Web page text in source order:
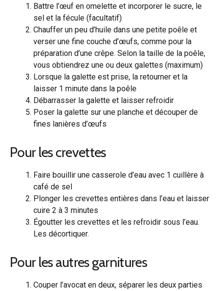
Battre l’œuf en omelette et incorporer le sucre, le
sel et la fécule (facultatif)
Chauffer un peu d’huile dans une petite poêle et
verser une fine couche d’œufs, comme pour la
préparation d’une crêpe. Selon la taille de la poêle,
vous obtiendrez une ou deux galettes (maximum)
Lorsque la galette est prise, la retourner et la
laisser 1 minute dans la poêle
Débarrasser la galette et laisser refroidir
Poser la galette sur une planche et découper de
fines lanières d’œufs
Pour les crevettes
Faire bouillir une casserole d’eau avec 1 cuillère à
café de sel
Plonger les crevettes entières dans l’eau et laisser
cuire 2 à 3 minutes
Égoutter les crevettes et les refroidir sous l’eau.
Les décortiquer.
Pour les autres garnitures
Couper l’avocat en deux, séparer les deux parties